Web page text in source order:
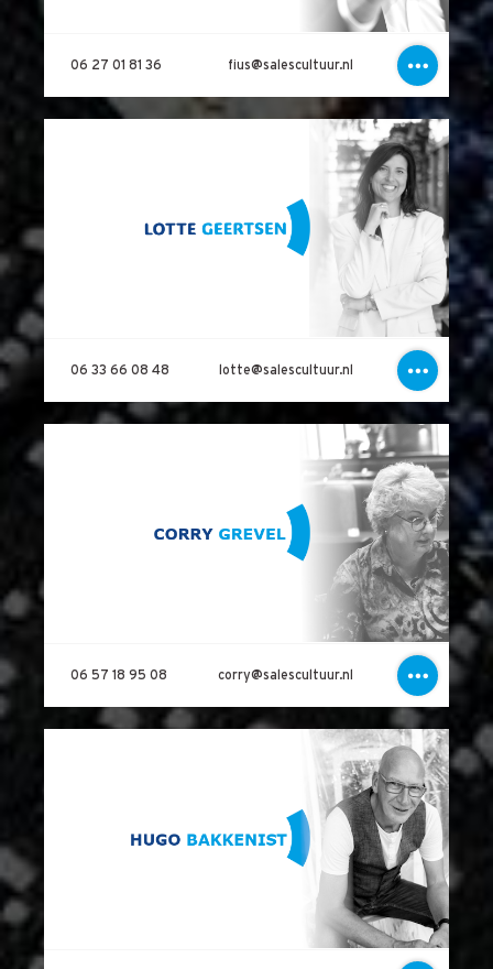
06 27 01 81 36 fius@salescultuur.nl
06 33 66 08 48 lotte@salescultuur.nl
06 57 18 95 08 corry@salescultuur.nl